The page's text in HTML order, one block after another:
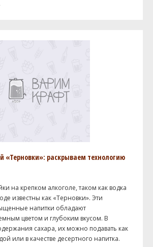
«Терновки»: раскрываем технологию
на крепком алкоголе, таком как водка
известны как «Терновки». Эти
напитки обладают
цветом и глубоким вкусом. В
сахара, их можно подавать как
или в качестве десертного напитка.